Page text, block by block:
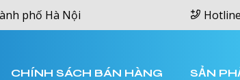
phố Hà Nội
CHÍNH SÁCH BÁN HÀNG SẢN